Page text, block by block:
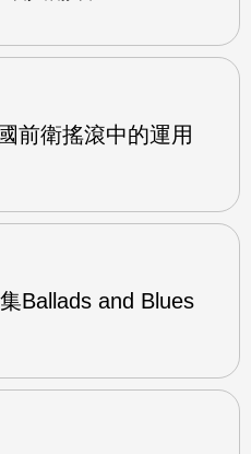
前衛搖滾中的運用
Ballads and Blues